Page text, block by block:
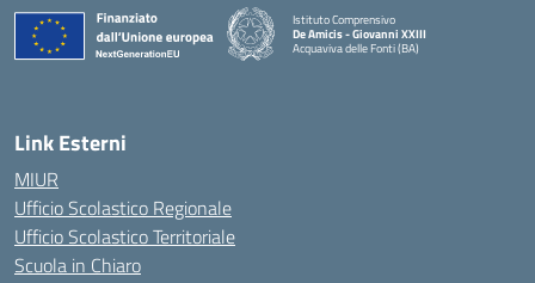
Istituto Comprensivo
De Amicis - Giovanni XXIII
Acquaviva delle Fonti (BA)
— Visita la pagina iniziale della scuola
Link Esterni
MIUR
Ufficio Scolastico Regionale
Ufficio Scolastico Territoriale
Scuola in Chiaro